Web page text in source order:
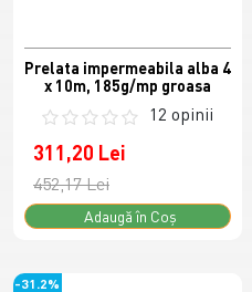
Prelata impermeabila alba 4
x 10m, 185g/mp groasa
12 opinii
311,20 Lei
452,17 Lei
Adaugă în Coş
-31.2%